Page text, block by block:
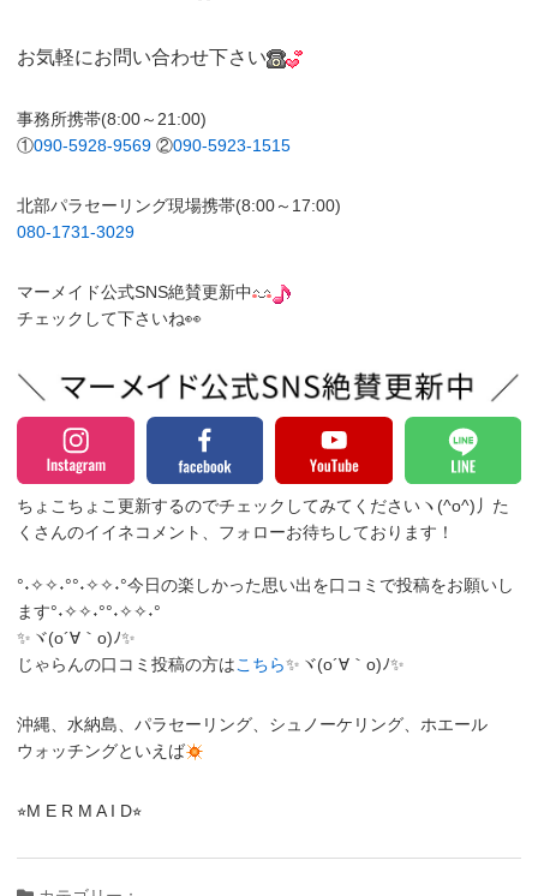
お気軽にお問い合わせ下さい
事務所携帯(8:00～21:00)
①090-5928-9569 ②090-5923-1515
北部パラセーリング現場携帯(8:00～17:00)
080-1731-3029
マーメイド公式SNS絶賛更新中
チェックして下さいね👀
ちょこちょこ更新するのでチェックしてみてくださいヽ(^o^)丿 た
くさんのイイネコメント、フォローお待ちしております！
°˖✧✧˖°°˖✧✧˖°今日の楽しかった思い出を口コミで投稿をお願いし
ます°˖✧✧˖°°˖✧✧˖°
✨ヾ(o´∀｀o)ﾉ✨
じゃらんの口コミ投稿の方はこちら✨ヾ(o´∀｀o)ﾉ✨
沖縄、水納島、パラセーリング、シュノーケリング、ホエール
ウォッチングといえば
⭐︎M E R M A I D⭐︎